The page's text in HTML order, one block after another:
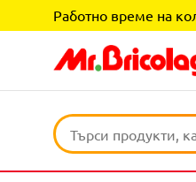
Работно време на